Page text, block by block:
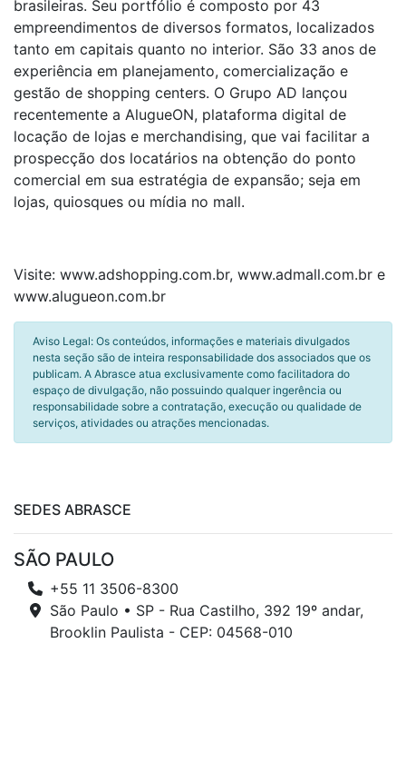
brasileiras. Seu portfólio é composto por 43
empreendimentos de diversos formatos, localizados
tanto em capitais quanto no interior. São 33 anos de
experiência em planejamento, comercialização e
gestão de shopping centers. O Grupo AD lançou
recentemente a AlugueON, plataforma digital de
locação de lojas e merchandising, que vai facilitar a
prospecção dos locatários na obtenção do ponto
comercial em sua estratégia de expansão; seja em
lojas, quiosques ou mídia no mall.
Visite: www.adshopping.com.br, www.admall.com.br e
www.alugueon.com.br
Aviso Legal: Os conteúdos, informações e materiais divulgados
nesta seção são de inteira responsabilidade dos associados que os
publicam. A Abrasce atua exclusivamente como facilitadora do
espaço de divulgação, não possuindo qualquer ingerência ou
responsabilidade sobre a contratação, execução ou qualidade de
serviços, atividades ou atrações mencionadas.
SEDES ABRASCE
SÃO PAULO
+55 11 3506-8300
São Paulo • SP - Rua Castilho, 392 19º andar,
Brooklin Paulista - CEP: 04568-010